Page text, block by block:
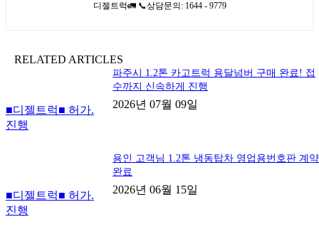
디젤트럭🚛 📞상담문의: 1644 - 9779
RELATED ARTICLES
■디젤트럭■ 허가.
진행
파주시 1.2톤 카고트럭 용달넘버 구매 완료! 접
수까지 신속하게 진행
2026년 07월 09일
■디젤트럭■ 허가.
진행
용인 고객님 1.2톤 냉동탑차 영업용번호판 계약
완료
2026년 06월 15일